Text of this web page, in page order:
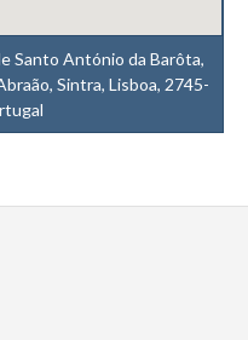
Santo António da Barôta,
Sintra, Lisboa, 2745-